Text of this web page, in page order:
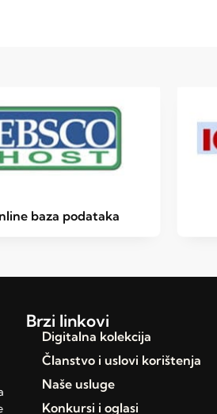
baza podataka
Brzi linkovi
Digitalna kolekcija
Članstvo i uslovi korištenja
Naše usluge
Konkursi i oglasi